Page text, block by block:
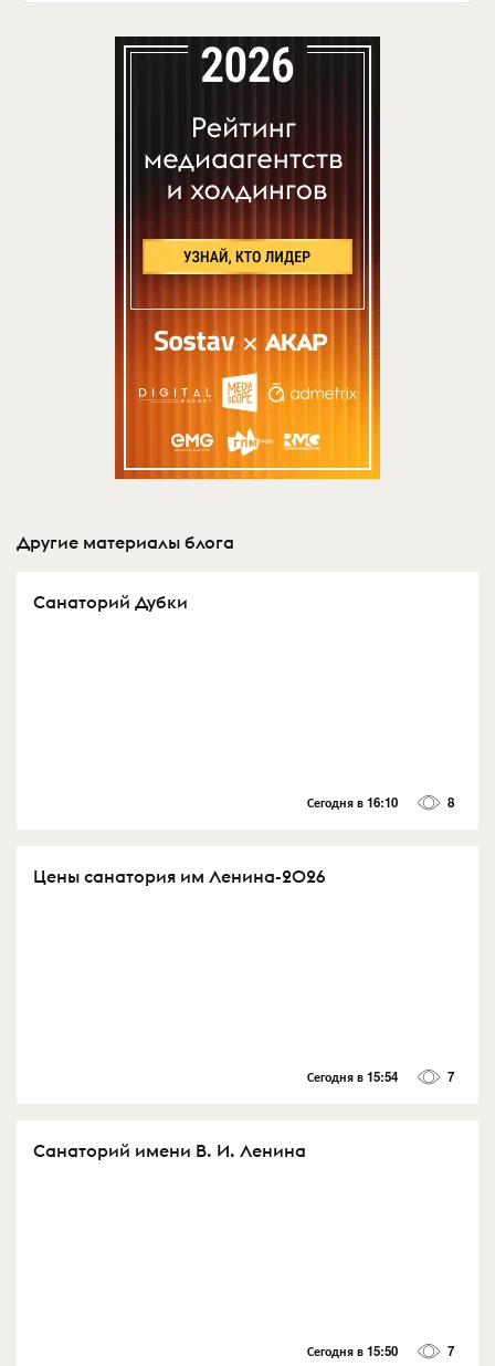
Другие материалы блога
Санаторий Дубки
Сегодня в 16:10 8
Цены санатория им Ленина-2026
Сегодня в 15:54 7
Санаторий имени В. И. Ленина
Сегодня в 15:50 7